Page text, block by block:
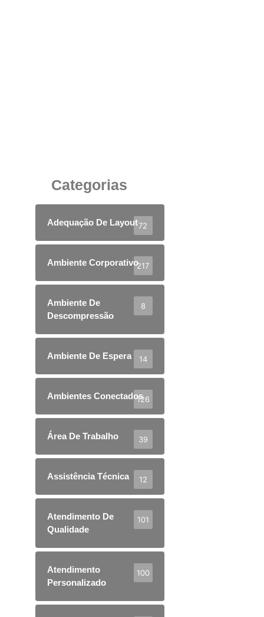
Categorias
Adequação De Layout72
Ambiente Corporativo217
Ambiente De
Descompressão
8
Ambiente De Espera 14
Ambientes Conectados126
Área De Trabalho 39
Assistência Técnica 12
Atendimento De
Qualidade
101
Atendimento
Personalizado
100